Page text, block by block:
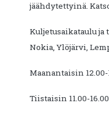
jäähdytettyinä.
Kuljetusaikataulu ja
Nokia, Ylöjärvi,
Maanantaisin 12.00-
Tiistaisin 11.00-16.00